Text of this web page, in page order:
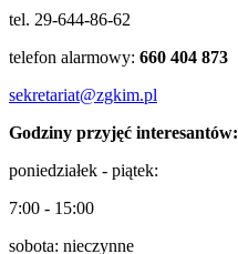
tel. 29-644-86-62
telefon alarmowy: 660 404 873
sekretariat@zgkim.pl
Godziny przyjęć interesantów:
poniedziałek - piątek:
7:00 - 15:00
sobota: nieczynne